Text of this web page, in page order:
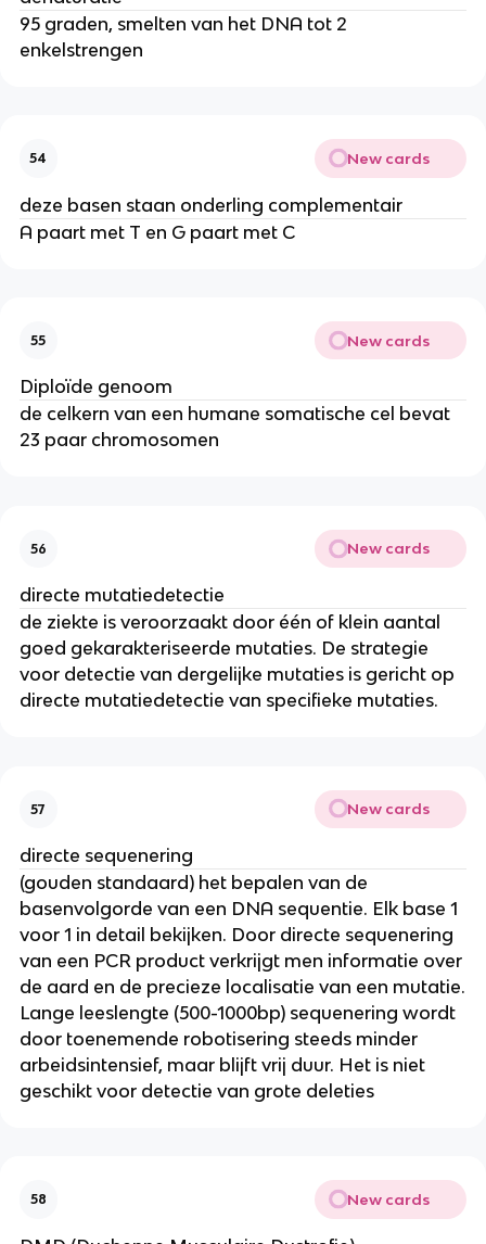
95 graden, smelten van het DNA tot 2
enkelstrengen
54 New cards
deze basen staan onderling complementair
A paart met T en G paart met C
55 New cards
Diploïde genoom
de celkern van een humane somatische cel bevat
23 paar chromosomen
56 New cards
directe mutatiedetectie
de ziekte is veroorzaakt door één of klein aantal
goed gekarakteriseerde mutaties. De strategie
voor detectie van dergelijke mutaties is gericht op
directe mutatiedetectie van specifieke mutaties.
57 New cards
directe sequenering
(gouden standaard) het bepalen van de
basenvolgorde van een DNA sequentie. Elk base 1
voor 1 in detail bekijken. Door directe sequenering
van een PCR product verkrijgt men informatie over
de aard en de precieze localisatie van een mutatie.
Lange leeslengte (500-1000bp) sequenering wordt
door toenemende robotisering steeds minder
arbeidsintensief, maar blijft vrij duur. Het is niet
geschikt voor detectie van grote deleties
58 New cards